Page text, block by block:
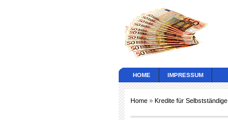
HOME IMPRESSUM
Home » Kredite für Selbstständige